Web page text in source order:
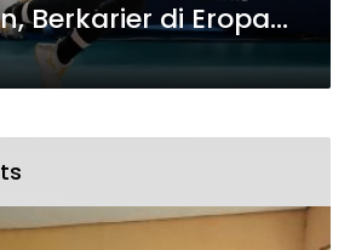
Berkarier di Eropa
di Liga Voli Korea?